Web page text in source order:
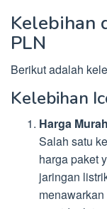
Kelebihan
PLN
Berikut adalah
Kelebihan
Harga Murah
Salah satu
harga paket
jaringan